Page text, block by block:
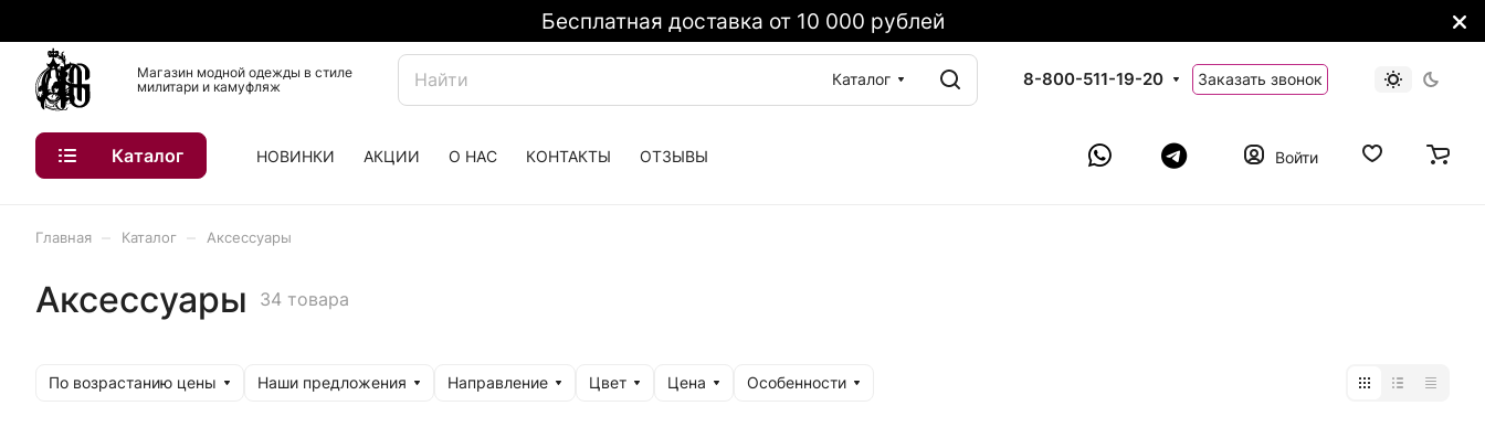
Бесплатная доставка от 10 000 рублей
Магазин модной одежды в стиле
милитари и камуфляж
Каталог 8-800-511-19-20 Заказать звонок
Каталог НОВИНКИ АКЦИИ О НАС КОНТАКТЫ ОТЗЫВЫ Войти
Главная Каталог Аксессуары
Аксессуары 34 товара
По возрастанию цены Наши предложения Направление Цвет Цена Особенности